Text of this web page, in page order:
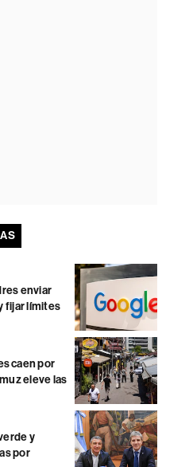
enviar
fijar límites
caen por
eleve las
y
por